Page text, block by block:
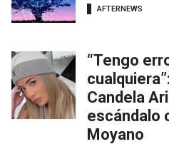
AFTERNEWS
“Tengo
Candela
escándalo
Moyano